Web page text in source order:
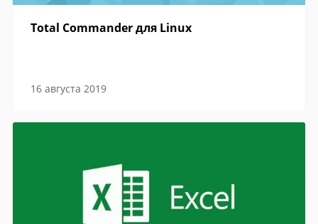
Total Commander для Linux
16 августа 2019